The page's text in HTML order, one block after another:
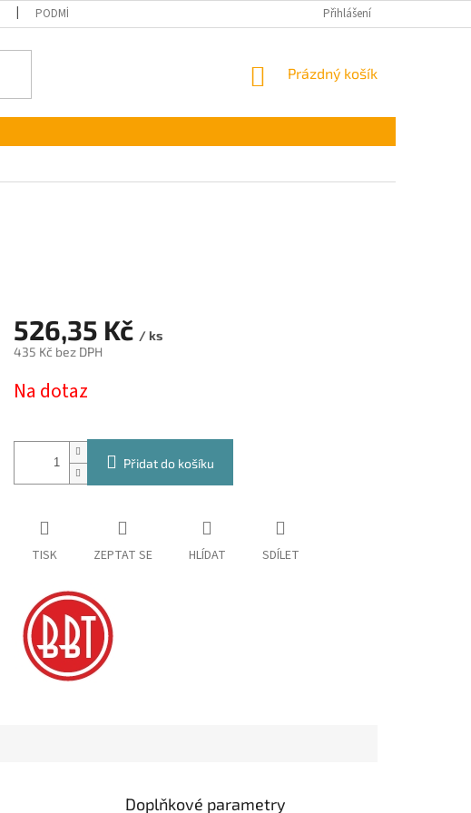
PODMÍNKY OCHRANY OSOBNÍCH ÚDAJŮ Přihlášení
NÁKUPNÍ
Prázdný košík
526,35 Kč / ks
435 Kč bez DPH
cena:
Na dotaz
Přidat do košíku
TISK ZEPTAT SE HLÍDAT SDÍLET
Doplňkové parametry